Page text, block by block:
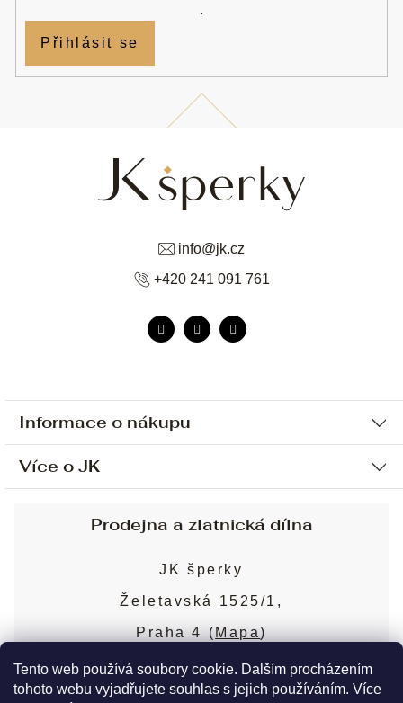
Tento web používá soubory cookie. Dalším procházením
tohoto webu vyjadřujete souhlas s jejich používáním. Více
Informace o nákupu
Ochrana osobních údajů
Sjednání osobní schůzky
Obchodní podmínky
Puncovní značky
Více o JK
Blog
Nejčastější dotazy
info@jk.cz
+420 241 091 761
.
Přihlásit se
Prodejna a zlatnická dílna
JK šperky
Želetavská 1525/1,
Praha 4 (Mapa)
Více o prodejně